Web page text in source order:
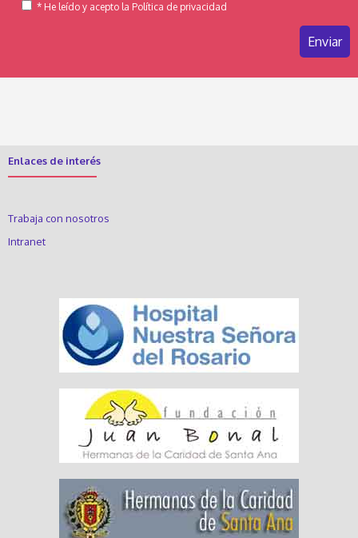
* He leído y acepto la Política de privacidad
Enlaces de interés
Trabaja con nosotros
Intranet